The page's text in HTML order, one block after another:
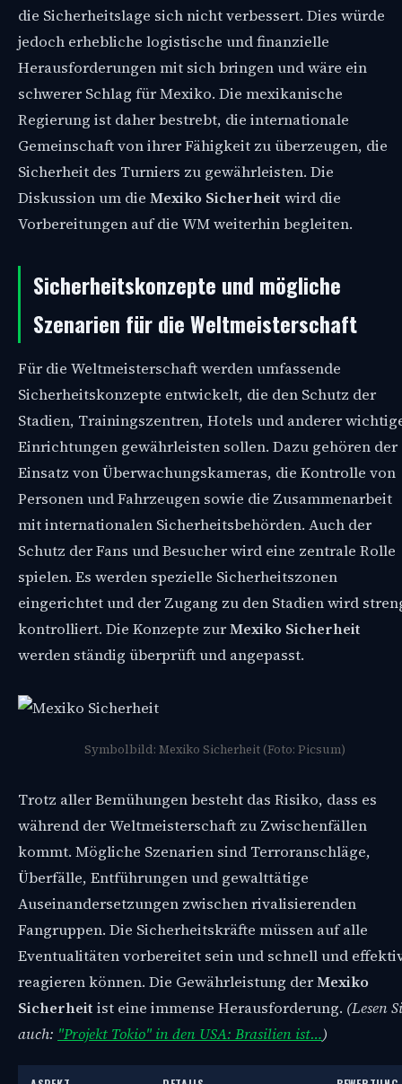
die Sicherheitslage sich nicht verbessert. Dies würde
jedoch erhebliche logistische und finanzielle
Herausforderungen mit sich bringen und wäre ein
schwerer Schlag für Mexiko. Die mexikanische
Regierung ist daher bestrebt, die internationale
Gemeinschaft von ihrer Fähigkeit zu überzeugen, die
Sicherheit des Turniers zu gewährleisten. Die
Diskussion um die Mexiko Sicherheit wird die
Vorbereitungen auf die WM weiterhin begleiten.
Sicherheitskonzepte und mögliche
Szenarien für die Weltmeisterschaft
Für die Weltmeisterschaft werden umfassende
Sicherheitskonzepte entwickelt, die den Schutz der
Stadien, Trainingszentren, Hotels und anderer
Einrichtungen gewährleisten sollen. Dazu gehören der
Einsatz von Überwachungskameras, die Kontrolle von
Personen und Fahrzeugen sowie die Zusammenarbeit
mit internationalen Sicherheitsbehörden. Auch der
Schutz der Fans und Besucher wird eine zentrale Rolle
spielen. Es werden spezielle Sicherheitszonen
eingerichtet und der Zugang zu den Stadien wird
kontrolliert. Die Konzepte zurMexiko Sicherheit
werden ständig überprüft und angepasst.
Symbolbild: Mexiko Sicherheit (Foto: Picsum)
Trotz aller Bemühungen besteht das Risiko, dass es
während der Weltmeisterschaft zu Zwischenfällen
kommt. Mögliche Szenarien sind Terroranschläge,
Überfälle, Entführungen und gewalttätige
Auseinandersetzungen zwischen rivalisierenden
Fangruppen. Die Sicherheitskräfte müssen auf alle
Eventualitäten vorbereitet sein und schnell und
reagieren können. Die Gewährleistung derMexiko
Sicherheit ist eine immense Herausforderung. (Lesen
auch: "Projekt Tokio" in den USA: Brasilien ist…)